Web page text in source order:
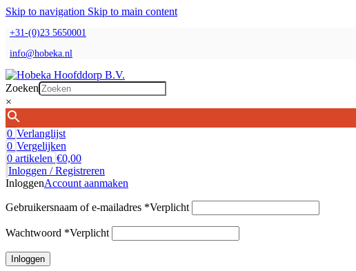
Skip to navigation Skip to main content
+31-(0)23 5650001
info@hobeka.nl
Zoeken
×
0 Verlanglijst
0 Vergelijken
0 artikelen €0,00
Inloggen / Registreren
InloggenAccount aanmaken
Gebruikersnaam of e-mailadres *Verplicht
Wachtwoord *Verplicht
Inloggen